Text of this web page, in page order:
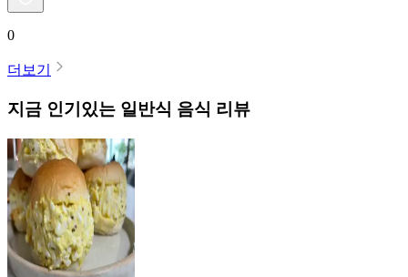
0
더보기
지금 인기있는 일반식 음식 리뷰